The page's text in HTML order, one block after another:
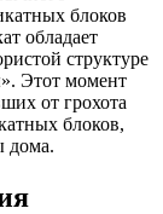
блоков
обладает
структуре
Этот момент
от грохота
блоков,
дома.